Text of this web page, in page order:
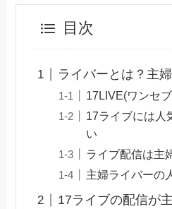
目次
ライバーとは？主
17LIVE(ワンセ
17ライブには人
い
ライブ配信は主
主婦ライバーの
17ライブの配信が